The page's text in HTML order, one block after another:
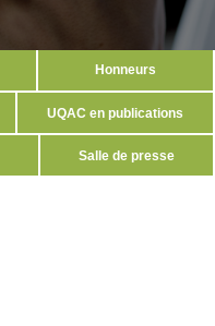
Honneurs
UQAC en publications
Salle de presse